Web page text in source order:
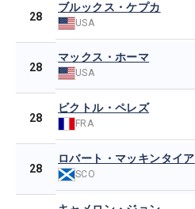
28
ブルックス・ケプカ
USA
28
マックス・ホーマ
USA
28
ビクトル・ペレズ
FRA
28
ロバート・マッキンタイア
SCO